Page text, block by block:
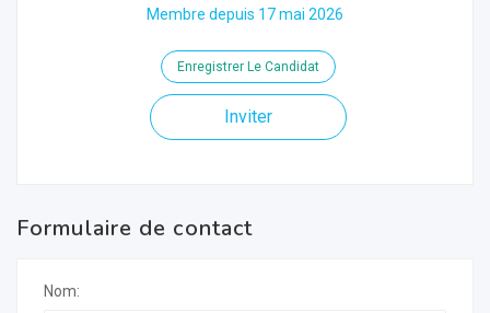
Membre depuis 17 mai 2026
Enregistrer Le Candidat
Inviter
Formulaire de contact
Nom: